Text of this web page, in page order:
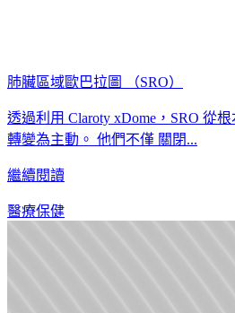
肺臟區域歐巴拉圖 （SRO）
透過利用 Claroty xDome，SRO 從
轉變為主動。 他們不僅 關閉...
繼續閱讀
醫療保健